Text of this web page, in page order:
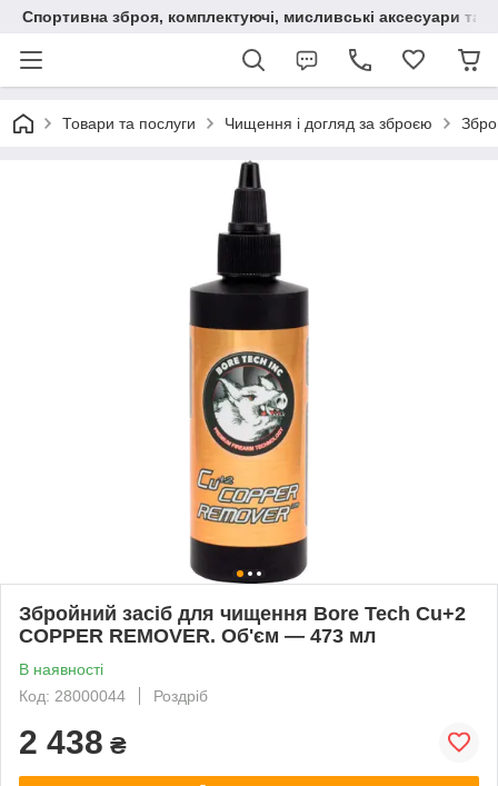
Спортивна зброя, комплектуючі, мисливські аксесуари та
Товари та послуги Чищення і догляд за зброєю
Збройний засіб для чищення Bore Tech Cu+2
COPPER REMOVER. Об'єм — 473 мл
В наявності
Код: 28000044
Роздріб
2 438 ₴